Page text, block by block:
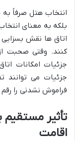
انتخاب هتل صرفاً به
بلکه به معنای
اتاق ها نقش
کنند. وقتی صحبت
جزئیات امکانات
جزئیات می
فراموش نشدنی را رقم
تأثیر مستقیم
اقامت